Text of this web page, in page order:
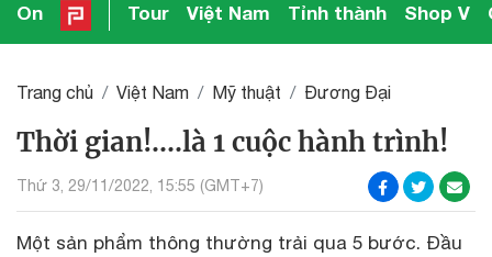
On Tour Việt Nam Tỉnh thành Shop V
Trang chủ Việt Nam Mỹ thuật Đương Đại
Thời gian!….là 1 cuộc hành trình!
Thứ 3, 29/11/2022, 15:55 (GMT+7)
Một sản phẩm thông thường trải qua 5 bước. Đầu